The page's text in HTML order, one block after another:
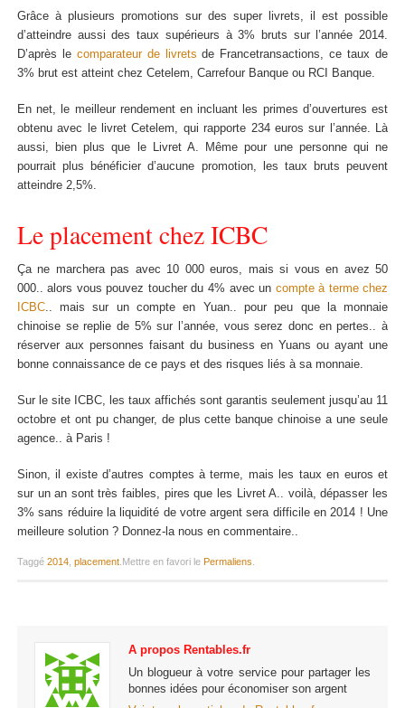
Grâce à plusieurs promotions sur des super livrets, il est possible
d’atteindre aussi des taux supérieurs à 3% bruts sur l’année 2014.
D’après le comparateur de livrets de Francetransactions, ce taux de
3% brut est atteint chez Cetelem, Carrefour Banque ou RCI Banque.
En net, le meilleur rendement en incluant les primes d’ouvertures est
obtenu avec le livret Cetelem, qui rapporte 234 euros sur l’année. Là
aussi, bien plus que le Livret A. Même pour une personne qui ne
pourrait plus bénéficier d’aucune promotion, les taux bruts peuvent
atteindre 2,5%.
Le placement chez ICBC
Ça ne marchera pas avec 10 000 euros, mais si vous en avez 50
000.. alors vous pouvez toucher du 4% avec un compte à terme chez
ICBC.. mais sur un compte en Yuan.. pour peu que la monnaie
chinoise se replie de 5% sur l’année, vous serez donc en pertes.. à
réserver aux personnes faisant du business en Yuans ou ayant une
bonne connaissance de ce pays et des risques liés à sa monnaie.
Sur le site ICBC, les taux affichés sont garantis seulement jusqu’au 11
octobre et ont pu changer, de plus cette banque chinoise a une seule
agence.. à Paris !
Sinon, il existe d’autres comptes à terme, mais les taux en euros et
sur un an sont très faibles, pires que les Livret A.. voilà, dépasser les
3% sans réduire la liquidité de votre argent sera difficile en 2014 ! Une
meilleure solution ? Donnez-la nous en commentaire..
Taggé 2014, placement. Mettre en favori le Permaliens
A propos Rentables.fr
Un blogueur à votre service pour partager les
bonnes idées pour économiser son argent